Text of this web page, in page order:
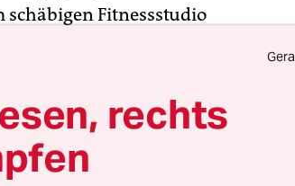
Fitnessstudio
einmal daran
Loser geben auf“
verlässt“, prangt ihnen in
rechts